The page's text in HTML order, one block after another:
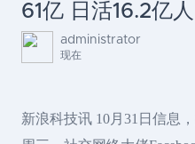
61亿 日活16.2亿人
administrator
现在
新浪科技讯 10月31日信息